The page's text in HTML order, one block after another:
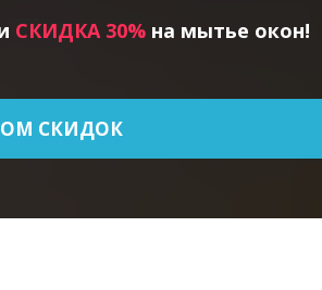
СКИДКА 30%на мытье окон!
СКИДОК